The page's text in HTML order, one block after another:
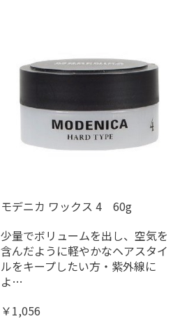
モデニカ ワックス 4 60g
少量でボリュームを出し、空気を
含んだように軽やかなヘアスタイ
ルをキープしたい方・紫外線に
よ…
￥1,056